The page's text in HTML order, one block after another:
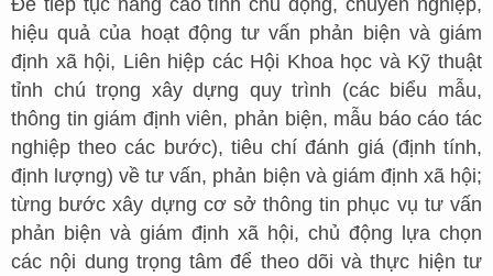
hiệu quả của hoạt động tư vấn phản biện và giám
định xã hội, Liên hiệp các Hội Khoa học và Kỹ thuật
tỉnh chú trọng xây dựng quy trình (các biểu mẫu,
thông tin giám định viên, phản biện, mẫu báo cáo tác
nghiệp theo các bước), tiêu chí đánh giá (định tính,
định lượng) về tư vấn, phản biện và giám định xã hội;
từng bước xây dựng cơ sở thông tin phục vụ tư vấn
phản biện và giám định xã hội, chủ động lựa chọn
các nội dung trọng tâm để theo dõi và thực hiện tư